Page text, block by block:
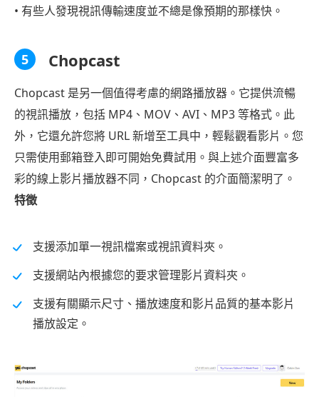
• 有些人發現視訊傳輸速度並不總是像預期的那樣快。
5 Chopcast
Chopcast 是另一個值得考慮的網路播放器。它提供流暢
的視訊播放，包括 MP4、MOV、AVI、MP3 等格式。此
外，它還允許您將 URL 新增至工具中，輕鬆觀看影片。您
只需使用郵箱登入即可開始免費試用。與上述介面豐富多
彩的線上影片播放器不同，Chopcast 的介面簡潔明了。
特徵
支援添加單一視訊檔案或視訊資料夾。
支援網站內根據您的要求管理影片資料夾。
支援有關顯示尺寸、播放速度和影片品質的基本影片
播放設定。